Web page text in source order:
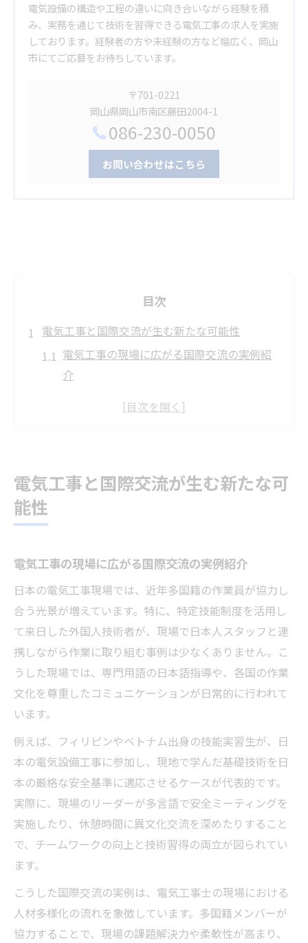
電気設備の構造や工程の違いに向き合いながら経験を積
み、実務を通じて技術を習得できる電気工事の求人を実施
しております。経験者の方や未経験の方など幅広く、岡山
市にてご応募をお待ちしています。
〒701-0221
岡山県岡山市南区藤田2004-1
086-230-0050
お問い合わせはこちら
目次
電気工事と国際交流が生む新たな可能性
電気工事の現場に広がる国際交流の実例紹
介
国際交流で高まる電気工事士の専門性と魅
多様な国籍が活躍する電気工事の最前線と
特定技能で挑戦する電気工事士の道
特定技能制度で叶う電気工事士への就労ス
テップ
電気工事特定技能の資格取得ルート徹底解
説
技能実習から特定技能移行で広がるキャリ
磨き方
外国人が特定技能で電気工事士を目指すメ
国際交流における電気工事の魅力を探る
電気工事が国際交流を強化する理由と背景
は
世界で求められる電気工事士のスキルと資
質
電気工事と国際交流が生む新たな可
能性
電気工事の現場に広がる国際交流の実例紹介
日本の電気工事現場では、近年多国籍の作業員が協力し
合う光景が増えています。特に、特定技能制度を活用し
て来日した外国人技術者が、現場で日本人スタッフと連
携しながら作業に取り組む事例は少なくありません。こ
うした現場では、専門用語の日本語指導や、各国の作業
文化を尊重したコミュニケーションが日常的に行われて
います。
例えば、フィリピンやベトナム出身の技能実習生が、日
本の電気設備工事に参加し、現地で学んだ基礎技術を日
本の厳格な安全基準に適応させるケースが代表的です。
実際に、現場のリーダーが多言語で安全ミーティングを
実施したり、休憩時間に異文化交流を深めたりすること
で、チームワークの向上と技術習得の両立が図られてい
ます。
こうした国際交流の実例は、電気工事士の現場における
人材多様化の流れを象徴しています。多国籍メンバーが
協力することで、現場の課題解決力や柔軟性が高まり、